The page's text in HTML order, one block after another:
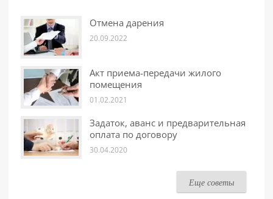
Отмена дарения
20.09.2022
Акт приема-передачи жилого
помещения
01.02.2021
Задаток, аванс и предварительная
оплата по договору
30.04.2020
Еще советы